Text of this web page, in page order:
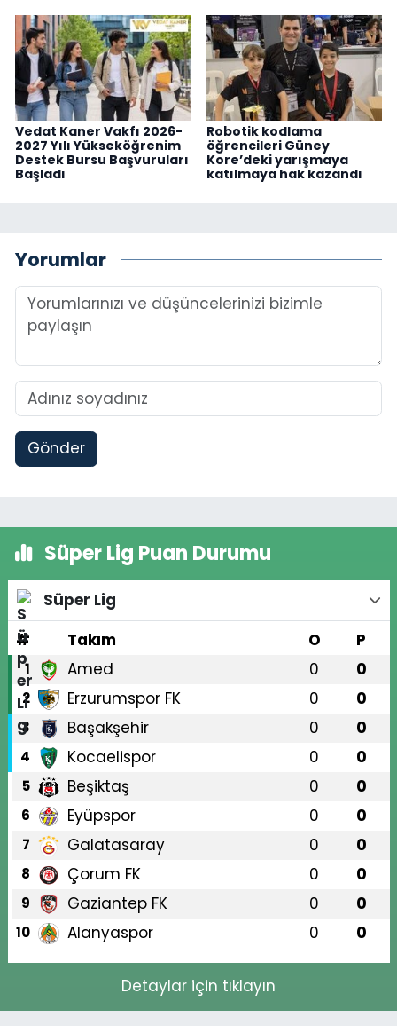
Vedat Kaner Vakfı 2026-
2027 Yılı Yükseköğrenim
Destek Bursu Başvuruları
Başladı
Robotik kodlama
öğrencileri Güney
Kore’deki yarışmaya
katılmaya hak kazandı
Yorumlar
Gönder
Süper Lig Puan Durumu
Süper Lig
#
Takım O P
1 Amed 0 0
2 Erzurumspor FK 0 0
3 Başakşehir 0 0
4 Kocaelispor 0 0
5 Beşiktaş 0 0
6 Eyüpspor 0 0
7 Galatasaray 0 0
8 Çorum FK 0 0
9 Gaziantep FK 0 0
10 Alanyaspor 0 0
Detaylar için tıklayın